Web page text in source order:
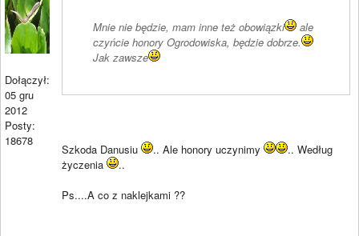
Dołączył:
05 gru
2012
Posty:
18678
Mnie nie będzie, mam inne też obowiązki
ale
czyńcie honory Ogrodowiska, będzie dobrze.
Jak zawsze
Szkoda Danusiu .. Ale honory uczynimy
.. Według
życzenia
..
Ps....A co z naklejkami ??